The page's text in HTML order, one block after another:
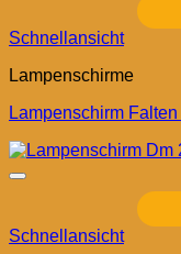
Schnellansicht
Lampenschirme
Lampenschirm
Schnellansicht